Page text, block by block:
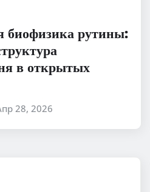
биофизика рутины:
в открытых
28, 2026